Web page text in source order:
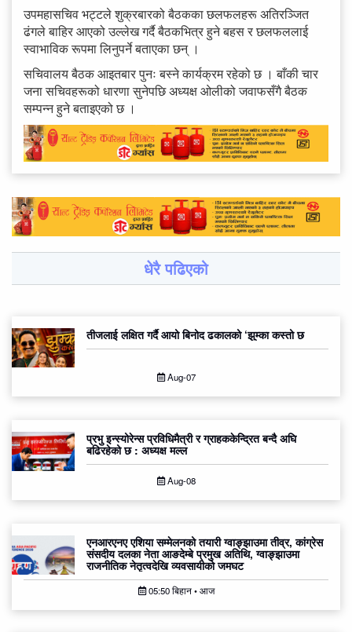
उपमहासचिव भट्टले शुक्रबारको बैठकका छलफलहरू अतिरञ्जित
ढंगले बाहिर आएको उल्लेख गर्दै बैठकभित्र हुने बहस र छलफललाई
स्वाभाविक रूपमा लिनुपर्ने बताएका छन् ।
सचिवालय बैठक आइतबार पुनः बस्ने कार्यक्रम रहेको छ । बाँकी चार
जना सचिवहरूको धारणा सुनेपछि अध्यक्ष ओलीको जवाफसँगै बैठक
सम्पन्न हुने बताइएको छ ।
धेरै पढिएको
तीजलाई लक्षित गर्दै आयो बिनोद ढकालको ‘झुम्का कस्तो छ
Aug-07
प्रभु इन्स्योरेन्स प्रविधिमैत्री र ग्राहककेन्द्रित बन्दै अघि
बढिरहेको छ : अध्यक्ष मल्ल
Aug-08
एनआरएनए एशिया सम्मेलनको तयारी ग्वाङ्झाउमा तीव्र, कांग्रेस
संसदीय दलका नेता आङदेम्बे प्रमुख अतिथि, ग्वाङ्झाउमा
राजनीतिक नेतृत्वदेखि व्यवसायीको जमघट
05:50 बिहान • आज